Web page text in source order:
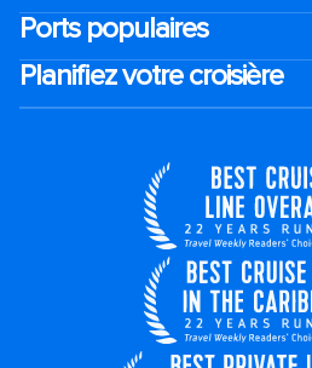
Ports populaires
Planifiez votre croisière